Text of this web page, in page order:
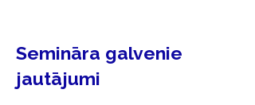
Semināra galvenie
jautājumi